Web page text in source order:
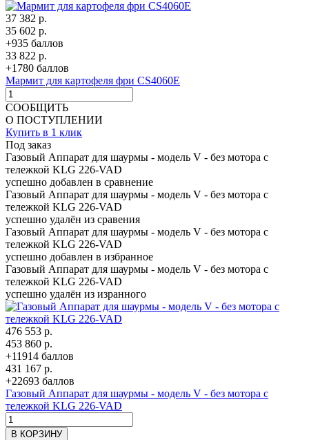
37 382 р.
35 602 р.
+935 баллов
33 822 р.
+1780 баллов
Мармит для картофеля фри СS4060E
СООБЩИТЬ
О ПОСТУПЛЕНИИ
Купить в 1 клик
Под заказ
Газовый Аппарат для шаурмы - модель V - без мотора с
тележкой KLG 226-VAD
успешно добавлен в сравнение
Газовый Аппарат для шаурмы - модель V - без мотора с
тележкой KLG 226-VAD
успешно удалён из сравения
Газовый Аппарат для шаурмы - модель V - без мотора с
тележкой KLG 226-VAD
успешно добавлен в избранное
Газовый Аппарат для шаурмы - модель V - без мотора с
тележкой KLG 226-VAD
успешно удалён из изранного
476 553 р.
453 860 р.
+11914 баллов
431 167 р.
+22693 баллов
Газовый Аппарат для шаурмы - модель V - без мотора с
тележкой KLG 226-VAD
В КОРЗИНУ